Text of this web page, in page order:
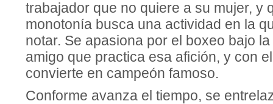
trabajador que no quiere a su mujer, y
monotonía busca una actividad en la
notar. Se apasiona por el boxeo bajo
amigo que practica esa afición, y con
convierte en campeón famoso.
Conforme avanza el tiempo, se